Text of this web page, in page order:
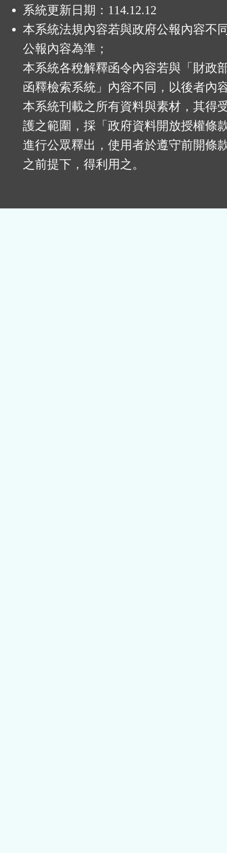
系統更新日期： 114.12.12
本系統法規內容若與政府公報內容不
公報內容為準；
本系統各稅解釋函令內容若與「財政
函釋檢索系統」內容不同，以後者內
本系統刊載之所有資料與素材，其得
護之範圍，採「政府資料開放授權條
進行公眾釋出，使用者於遵守前開條
之前提下，得利用之。